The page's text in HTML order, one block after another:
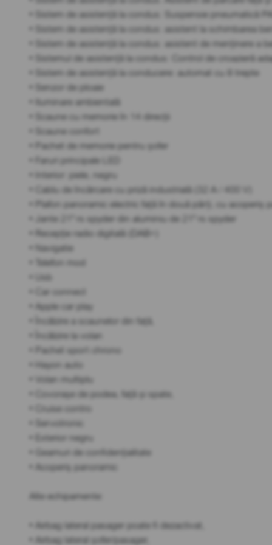
• Sistem de asistență la condus: Suspensie pneumatică
• Sistem de asistență la condus: asistent la schimbarea
• Sistem de asistență la condus: asistent de menținere a
• Sistemul de asistență la condus: Control de croazieră
• Sistem de asistență la conducere: automat cu 8 trepte
• Senzor de ploaie
• Iluminare ambientală
• Scaune cu memorie în 14 direcții
• Scaune confort
• Pachet de memorie pentru șofer
• Faruri principale LED
• Interior: piele, negru
• Cablu de încărcare cu priză industrială (32 A / 400 V)
• Plafon panoramic electric față în două părți, cu acoperiș
• Jante 21" rs spyder din aluminiu de 21" rs spyder
• Recepție radio digitală (DAB+)
• Navigatie
• Telefon mod
• Usb
• Car connect
• Apple car play
• Încălzire a scaunelor din față,
• Încălzire la volan
• Pachet sport chrono
• Hayon auto
• Volan multiplu
• Covorașe de podea, față și spate,
• Cruise contro
• Servotronic
• Exterior negru
• Geamuri de confidențialitate
• Acoperiș panoramic
Alte echipamente:
• Airbag lateral pasager poate fi dezactivat,
• Airbag lateral șofer/pasager,